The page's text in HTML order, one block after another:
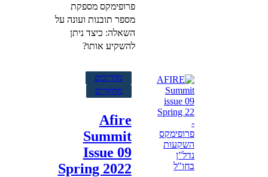
פרופימקס מספקת
מספר תובנות ועונה על
השאלה: כיצד ניתן
להשקיע אותו?
מדריכים
מחקרים
Afire
Summit
Issue 09
Spring 2022